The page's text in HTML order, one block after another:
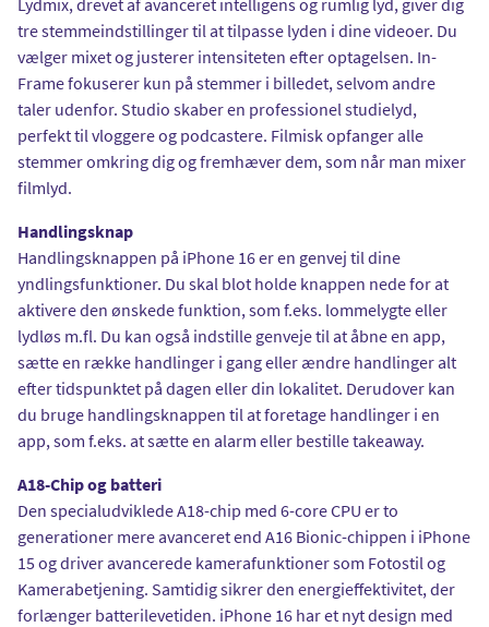
tre stemmeindstillinger til at tilpasse lyden i dine videoer. Du
vælger mixet og justerer intensiteten efter optagelsen. In-
Frame fokuserer kun på stemmer i billedet, selvom andre
taler udenfor. Studio skaber en professionel studielyd,
perfekt til vloggere og podcastere. Filmisk opfanger alle
stemmer omkring dig og fremhæver dem, som når man mixer
filmlyd.
Handlingsknap
Handlingsknappen på iPhone 16 er en genvej til dine
yndlingsfunktioner. Du skal blot holde knappen nede for at
aktivere den ønskede funktion, som f.eks. lommelygte eller
lydløs m.fl. Du kan også indstille genveje til at åbne en app,
sætte en række handlinger i gang eller ændre handlinger alt
efter tidspunktet på dagen eller din lokalitet. Derudover kan
du bruge handlingsknappen til at foretage handlinger i en
app, som f.eks. at sætte en alarm eller bestille takeaway.
A18-Chip og batteri
Den specialudviklede A18-chip med 6-core CPU er to
generationer mere avanceret end A16 Bionic-chippen i iPhone
15 og driver avancerede kamerafunktioner som Fotostil og
Kamerabetjening. Samtidig sikrer den energieffektivitet, der
forlænger batterilevetiden. iPhone 16 har et nyt design med